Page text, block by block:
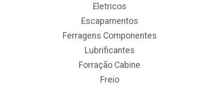
Eletricos
Escapamentos
Ferragens Componentes
Lubrificantes
Forração Cabine
Freio